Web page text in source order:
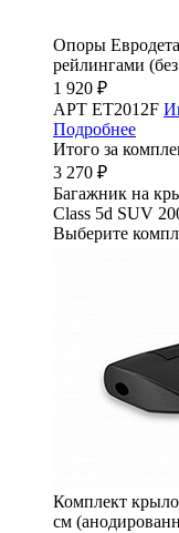
Опоры
рейлингами
1 920 ₽
АРТ ET2012F
Подробнее
Итого за
3 270 ₽
Багажник на
Class 5d SUV
Выберите
Комплект
см